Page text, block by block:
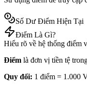
Số Dư Điểm Hiện Tại
Điểm Là Gì?
Hiểu rõ về hệ thống điểm
Điểm là đơn vị tiền tệ
Quy đổi: 1 điểm = 1.000